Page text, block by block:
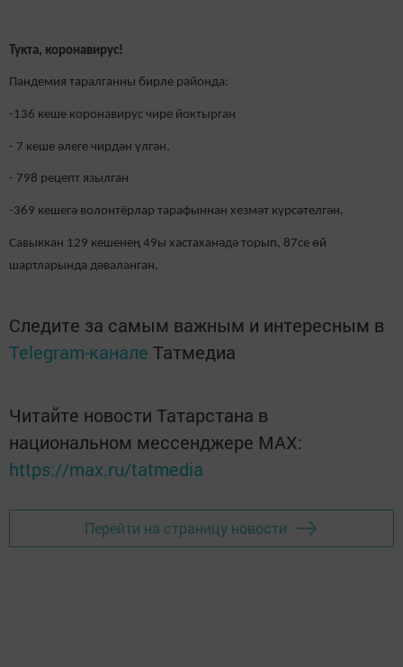
Тукта, коронавирус!
Пандемия таралганны бирле районда:
-136 кеше коронавирус чире йоктырган
- 7 кеше әлеге чирдән үлгән.
- 798 рецепт язылган
-369 кешегә волонтёрлар тарафыннан хезмәт күрсәтелгән.
Савыккан 129 кешенең 49ы хастаханәдә торып, 87се өй
шартларында дәваланган.
Следите за самым важным и интересным в
Telegram-канале Татмедиа
Читайте новости Татарстана в
национальном мессенджере MАХ:
https://max.ru/tatmedia
Перейти на страницу новости